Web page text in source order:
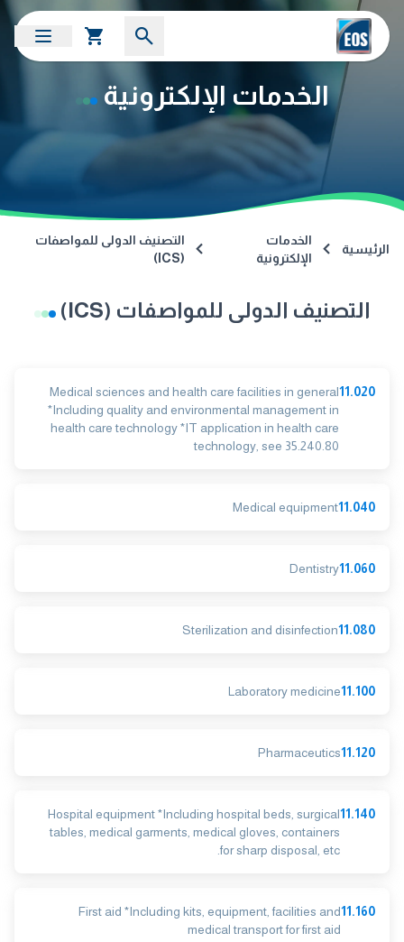
الخدمات الإلكترونية
الرئيسية
الخدمات
الإلكترونية
التصنيف الدولى للمواصفات
(ICS)
التصنيف الدولى للمواصفات (ICS)
11.020
Medical sciences and health care facilities in general
*Including quality and environmental management in
health care technology *IT application in health care
technology, see 35.240.80
11.040
Medical equipment
11.060
Dentistry
11.080
Sterilization and disinfection
11.100
Laboratory medicine
11.120
Pharmaceutics
11.140
Hospital equipment *Including hospital beds, surgical
tables, medical garments, medical gloves, containers
for sharp disposal, etc.
11.160
First aid *Including kits, equipment, facilities and
medical transport for first aid